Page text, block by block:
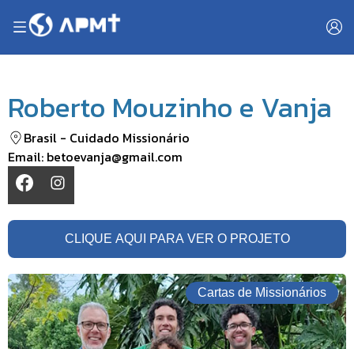
Roberto Mouzinho e Vanja
Brasil - Cuidado Missionário
Email: betoevanja@gmail.com
CLIQUE AQUI PARA VER O PROJETO
Cartas de Missionários